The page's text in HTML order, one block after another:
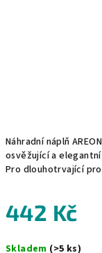
Náhradní náplň
osvěžující a
Pro dlouhotrvající
442 Kč
Skladem (>5 ks)